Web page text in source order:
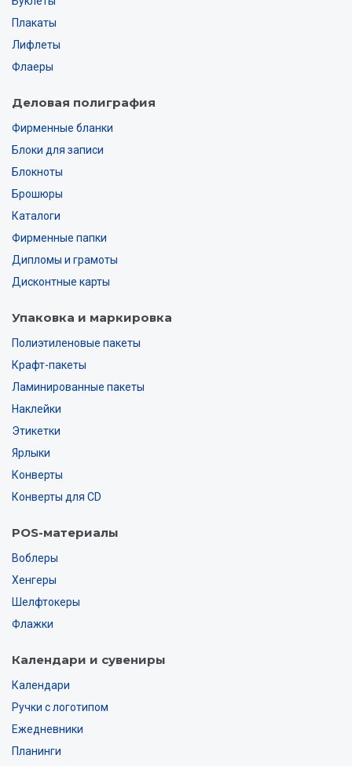
Плакаты
Лифлеты
Флаеры
Деловая полиграфия
Фирменные бланки
Блоки для записи
Блокноты
Брошюры
Каталоги
Фирменные папки
Дипломы и грамоты
Дисконтные карты
Упаковка и маркировка
Полиэтиленовые пакеты
Крафт-пакеты
Ламинированные пакеты
Наклейки
Этикетки
Ярлыки
Конверты
Конверты для CD
POS-материалы
Воблеры
Хенгеры
Шелфтокеры
Флажки
Календари и сувениры
Календари
Ручки с логотипом
Ежедневники
Планинги